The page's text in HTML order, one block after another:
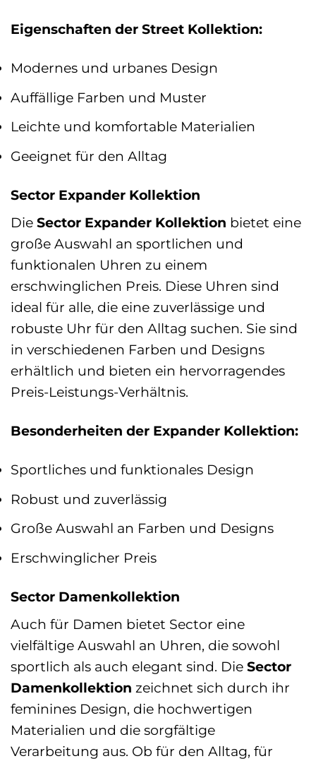
Eigenschaften der Street Kollektion:
Modernes und urbanes Design
Auffällige Farben und Muster
Leichte und komfortable Materialien
Geeignet für den Alltag
Sector Expander Kollektion
Die Sector Expander Kollektion bietet eine
große Auswahl an sportlichen und
funktionalen Uhren zu einem
erschwinglichen Preis. Diese Uhren sind
ideal für alle, die eine zuverlässige und
robuste Uhr für den Alltag suchen. Sie sind
in verschiedenen Farben und Designs
erhältlich und bieten ein hervorragendes
Preis-Leistungs-Verhältnis.
Besonderheiten der Expander Kollektion:
Sportliches und funktionales Design
Robust und zuverlässig
Große Auswahl an Farben und Designs
Erschwinglicher Preis
Sector Damenkollektion
Auch für Damen bietet Sector eine
vielfältige Auswahl an Uhren, die sowohl
sportlich als auch elegant sind. Die Sector
Damenkollektion zeichnet sich durch ihr
feminines Design, die hochwertigen
Materialien und die sorgfältige
Verarbeitung aus. Ob für den Alltag, für